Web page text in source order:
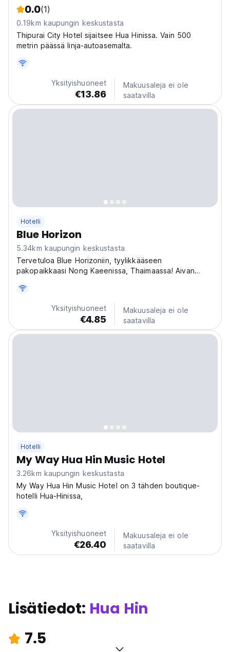
0.0(1)
0.19km kaupungin keskustasta
Thipurai City Hotel sijaitsee Hua Hinissa. Vain 500
metrin päässä linja-autoasemalta.
Yksityishuoneet
€13.86
Makuusaleja ei ole
saatavilla
Hotelli
Blue Horizon
5.34km kaupungin keskustasta
Tervetuloa Blue Horizoniin, tyylikkääseen
pakopaikkaasi Nong Kaeenissa, Thaimaassa! Aivan
moderni hotelli, joka kutsuu sinut rentoutumaan ja
nauttimaan. Unohda arjen stressi ja uppoudu
mukavuuden ja vieraanvaraisuuden...
Yksityishuoneet
€4.85
Makuusaleja ei ole
saatavilla
Hotelli
My Way Hua Hin Music Hotel
3.26km kaupungin keskustasta
My Way Hua Hin Music Hotel on 3 tähden boutique-
hotelli Hua-Hinissa,
Yksityishuoneet
€26.40
Makuusaleja ei ole
saatavilla
Lisätiedot: Hua Hin
7.5